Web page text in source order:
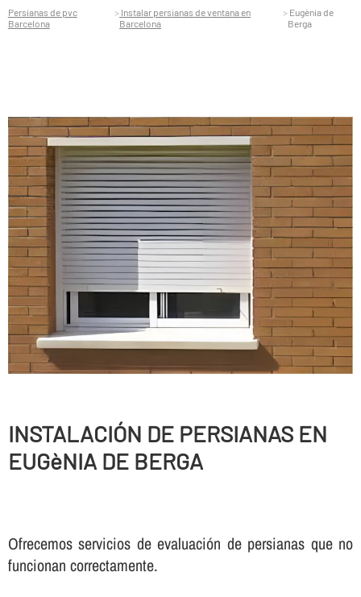
Persianas de pvc
Barcelona
Instalar persianas de ventana en
Barcelona
Eugènia de
Berga
INSTALACIÓN DE PERSIANAS EN
EUGèNIA DE BERGA
Ofrecemos servicios de evaluación de persianas que no
funcionan correctamente.